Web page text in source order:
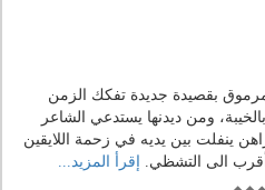
بقصيدة جديدة تفكك الزمن
ومن ديدنها يستدعي الشاعر
ينفلت بين يديه في زحمة اللايقين
أقرب الى التشظي.
إقرأ المزيد...